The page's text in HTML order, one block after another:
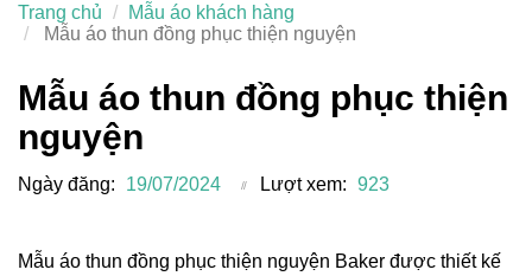
Mẫu áo thun đồng phục thiện
nguyện
Ngày đăng: 19/07/2024 Lượt xem: 923
Mẫu áo thun đồng phục thiện nguyện Baker được thiết kế
Trang chủ
Mẫu áo khách hàng
Mẫu áo thun đồng phục thiện nguyện